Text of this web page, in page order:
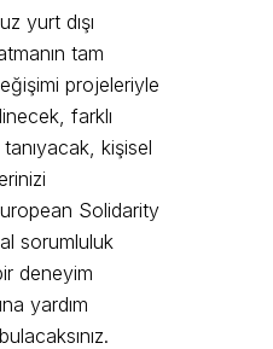
yurt dışı
tam
projeleriyle
farklı
kişisel
Solidarity
sorumluluk
deneyim
yardım